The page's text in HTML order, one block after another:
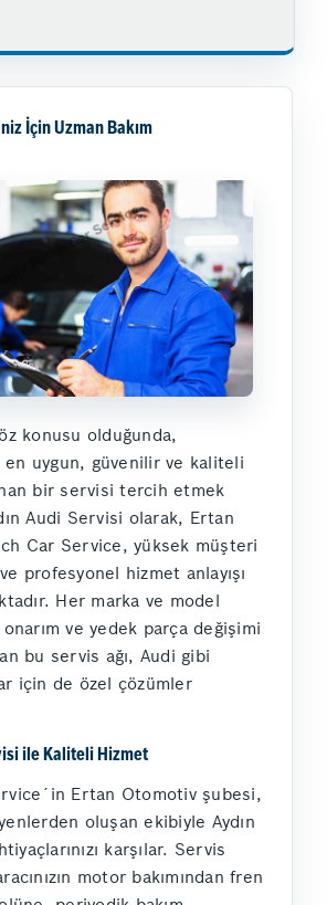
İçin Uzman Bakım
konusu olduğunda,
en uygun, güvenilir ve kaliteli
bir servisi tercih etmek
Audi Servisi olarak, Ertan
Car Service, yüksek müşteri
profesyonel hizmet anlayışı
Her marka ve model
onarım ve yedek parça değişimi
bu servis ağı, Audi gibi
için de özel çözümler
ile Kaliteli Hizmet
Ertan Otomotiv şubesi,
oluşan ekibiyle Aydın
karşılar. Servis
motor bakımından fren